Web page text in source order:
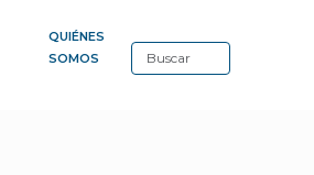
QUIÉNES
SOMOS